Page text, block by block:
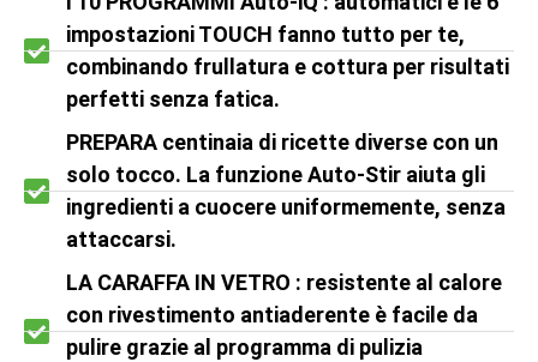
impostazioni TOUCH fanno tutto per te,
combinando frullatura e cottura per risultati
perfetti senza fatica.
PREPARA centinaia di ricette diverse con un
solo tocco. La funzione Auto-Stir aiuta gli
ingredienti a cuocere uniformemente, senza
attaccarsi.
LA CARAFFA IN VETRO : resistente al calore
con rivestimento antiaderente è facile da
pulire grazie al programma di pulizia